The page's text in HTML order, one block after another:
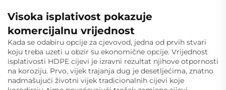
Visoka isplativost pokazuje
komercijalnu vrijednost
Kada se odabiru opcije za cjevovod, jedna od prvih stvari
koju treba uzeti u obzir su ekonomične opcije. Vrijednost
isplativosti HDPE cijevi je izravni rezultat njihove otpornosti
na koroziju. Prvo, vijek trajanja dug je desetljećima, znatno
nadmašujući životni vijek tradicionalnih cijevi koje